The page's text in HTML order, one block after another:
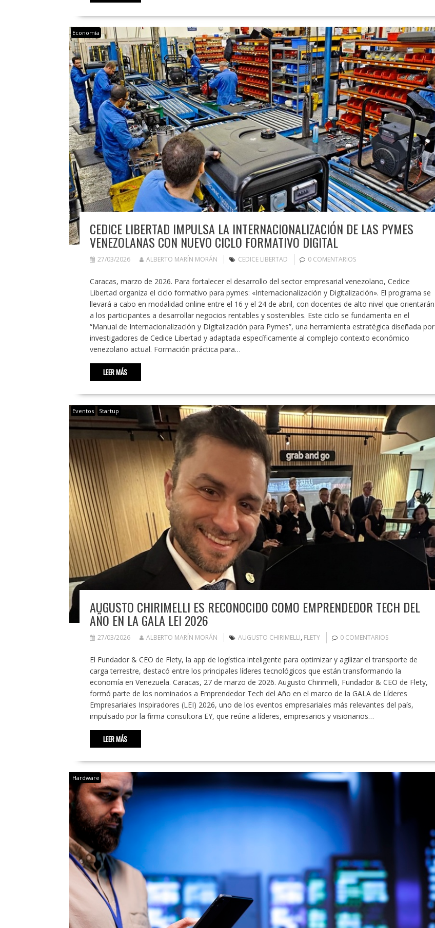
Economía
CEDICE LIBERTAD IMPULSA LA INTERNACIONALIZACIÓN DE LAS PYMES
VENEZOLANAS CON NUEVO CICLO FORMATIVO DIGITAL
27/03/2026 ALBERTO MARÍN MORÁN CEDICE LIBERTAD 0 COMENTARIOS
Caracas, marzo de 2026. Para fortalecer el desarrollo del sector empresarial venezolano, Cedice
Libertad organiza el ciclo formativo para pymes: «Internacionalización y Digitalización». El programa se
llevará a cabo en modalidad online entre el 16 y el 24 de abril, con docentes de alto nivel que orientarán
a los participantes a desarrollar negocios rentables y sostenibles. Este ciclo se fundamenta en el
“Manual de Internacionalización y Digitalización para Pymes”, una herramienta estratégica diseñada por
investigadores de Cedice Libertad y adaptada específicamente al complejo contexto económico
venezolano actual. Formación práctica para…
LEER MÁS
Eventos Startup
AUGUSTO CHIRIMELLI ES RECONOCIDO COMO EMPRENDEDOR TECH DEL
AÑO EN LA GALA LEI 2026
27/03/2026 ALBERTO MARÍN MORÁN AUGUSTO CHIRIMELLI, FLETY 0 COMENTARIOS
El Fundador & CEO de Flety, la app de logística inteligente para optimizar y agilizar el transporte de
carga terrestre, destacó entre los principales líderes tecnológicos que están transformando la
economía en Venezuela. Caracas, 27 de marzo de 2026. Augusto Chirimelli, Fundador & CEO de Flety,
formó parte de los nominados a Emprendedor Tech del Año en el marco de la GALA de Líderes
Empresariales Inspiradores (LEI) 2026, uno de los eventos empresariales más relevantes del país,
impulsado por la firma consultora EY, que reúne a líderes, empresarios y visionarios…
LEER MÁS
Hardware